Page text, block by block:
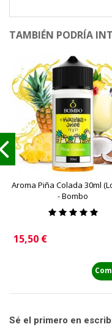
TAMBIÉN PODRÍA
Aroma Piña Colada 30ml
- Bombo
Precio
15,50 €
Sé el primero en